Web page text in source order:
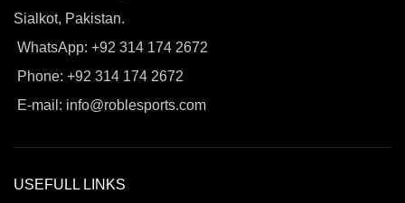
Sialkot, Pakistan.
WhatsApp: +92 314 174 2672
Phone: +92 314 174 2672
E-mail: info@roblesports.com
USEFULL LINKS